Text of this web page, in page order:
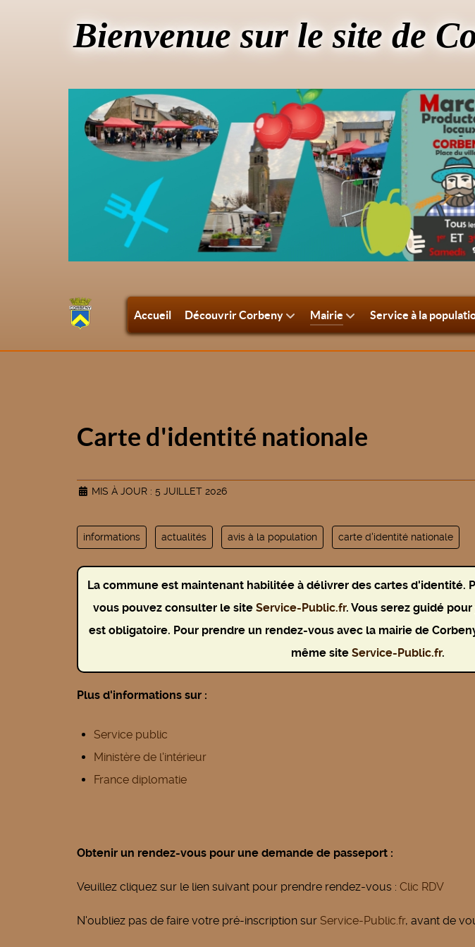
Bienvenue sur le site de
Accueil Découvrir Corbeny Mairie Service à la
Carte d'identité nationale
MIS À JOUR : 5 JUILLET 2026
informations actualités avis à la population carte d'identité nationale
La commune est maintenant habilitée à délivrer des cartes d'identité.
vous pouvez consulter le site Service-Public.fr. Vous serez guidé
est obligatoire. Pour prendre un rendez-vous avec la mairie de
même site Service-Public.fr.
Plus d'informations sur :
Service public
Ministère de l'intérieur
France diplomatie
Obtenir un rendez-vous pour une demande de passeport :
Veuillez cliquez sur le lien suivant pour prendre rendez-vous : Clic RDV
N'oubliez pas de faire votre pré-inscription sur Service-Public.fr, avant de